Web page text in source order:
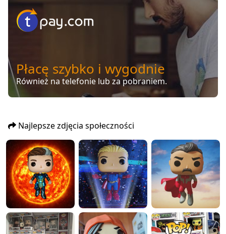
Płacę szybko i wygodnie
Również na telefonie lub za pobraniem.
Najlepsze zdjęcia społeczności